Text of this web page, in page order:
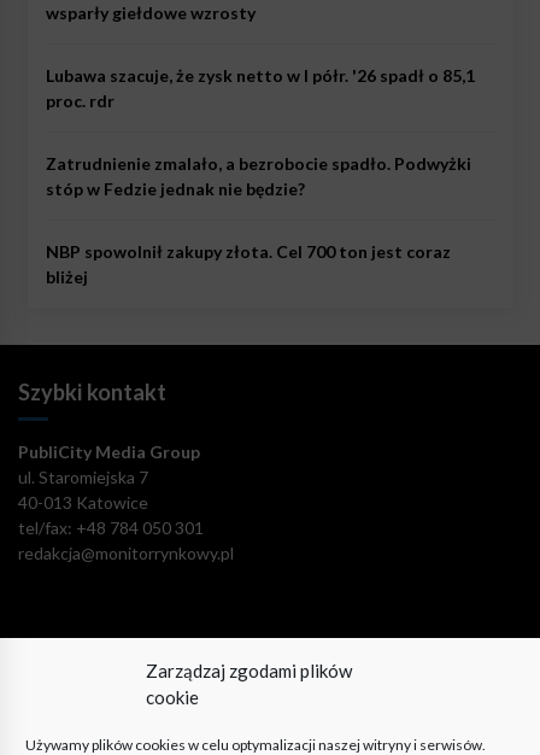
Zarządzaj zgodami plików
cookie
Używamy plików cookies w celu optymalizacji naszej witryny i serwisów.
wsparły giełdowe wzrosty
Lubawa szacuje, że zysk netto w I półr. '26 spadł o 85,1
proc. rdr
Zatrudnienie zmalało, a bezrobocie spadło. Podwyżki
stóp w Fedzie jednak nie będzie?
NBP spowolnił zakupy złota. Cel 700 ton jest coraz
bliżej
Szybki kontakt
PubliCity Media Group
ul. Staromiejska 7
40-013 Katowice
tel/fax: +48 784 050 301
redakcja@monitorrynkowy.pl
Pozostańmy w kontakcie!